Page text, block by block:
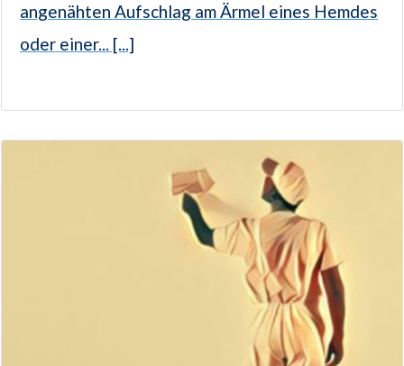
angenähten Aufschlag am Ärmel eines Hemdes
oder einer... [...]